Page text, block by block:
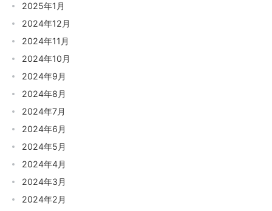
2025年1月
2024年12月
2024年11月
2024年10月
2024年9月
2024年8月
2024年7月
2024年6月
2024年5月
2024年4月
2024年3月
2024年2月